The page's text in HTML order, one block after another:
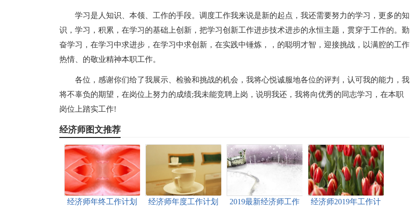
学习是人知识、本领、工作的手段。调度工作我来说是新的起点，我还需要努力的学习，更多的知
识，学习，积累，在学习的基础上创新，把学习创新工作进步技术进步的永恒主题，贯穿于工作的。勤
奋学习，在学习中求进步，在学习中求创新，在实践中锤炼，，的聪明才智，迎接挑战，以满腔的工作
热情、的敬业精神本职工作。
各位，感谢你们给了我展示、检验和挑战的机会，我将心悦诚服地各位的评判，认可我的能力，我
将不辜负的期望，在岗位上努力的成绩;我未能竞聘上岗，说明我还，我将向优秀的同志学习，在本职
岗位上踏实工作!
经济师图文推荐
经济师年终工作计划
经济师年度工作计划
2019最新经济师工作
经济师2019年工作计